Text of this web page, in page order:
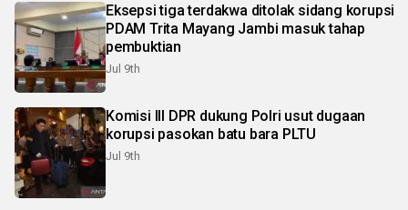
Eksepsi tiga terdakwa ditolak sidang korupsi
PDAM Trita Mayang Jambi masuk tahap
pembuktian
Jul 9th
Komisi III DPR dukung Polri usut dugaan
korupsi pasokan batu bara PLTU
Jul 9th